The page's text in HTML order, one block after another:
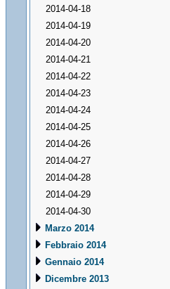
2014-04-18
2014-04-19
2014-04-20
2014-04-21
2014-04-22
2014-04-23
2014-04-24
2014-04-25
2014-04-26
2014-04-27
2014-04-28
2014-04-29
2014-04-30
Marzo 2014
Febbraio 2014
Gennaio 2014
Dicembre 2013